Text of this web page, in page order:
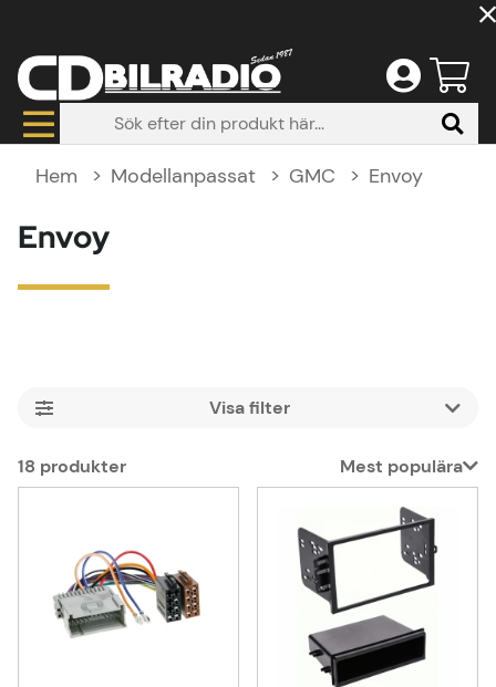
Hem Modellanpassat GMC Envoy
Envoy
Filtrera
18 produkter
Mest populära